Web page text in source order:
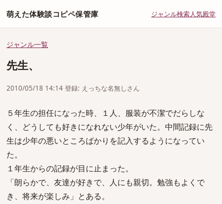
萌えた体験談コピペ保管庫 ジャンル検索人気殿堂
ジャンル一覧
先生、
2010/05/18 14:14 登録: えっちな名無しさん
５年生の担任になった時、１人、服装が不潔でだらしな
く、どうしても好きになれない少年がいた。中間記録に先
生は少年の悪いところばかりを記入するようになってい
た。
１年生からの記録が目に止まった。
「朗らかで、友達が好きで、人にも親切。勉強もよくで
き、将来が楽しみ」とある。